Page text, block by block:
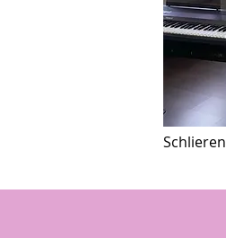
Schlieren